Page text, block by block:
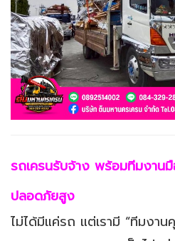
รถเครนรับจ้าง พร้อมทีมงาน
ปลอดภัยสูง
ไม่ได้มีแค่รถ แต่เรามี “ทีมงา